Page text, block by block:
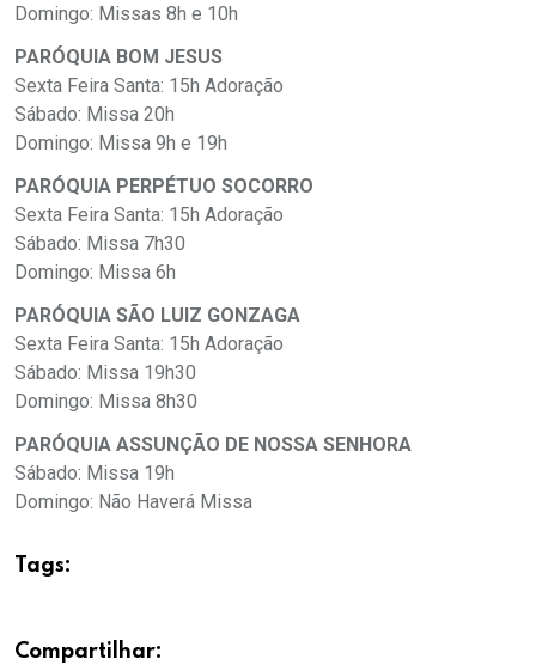
Domingo: Missas 8h e 10h
PARÓQUIA BOM JESUS
Sexta Feira Santa: 15h Adoração
Sábado: Missa 20h
Domingo: Missa 9h e 19h
PARÓQUIA PERPÉTUO SOCORRO
Sexta Feira Santa: 15h Adoração
Sábado: Missa 7h30
Domingo: Missa 6h
PARÓQUIA SÃO LUIZ GONZAGA
Sexta Feira Santa: 15h Adoração
Sábado: Missa 19h30
Domingo: Missa 8h30
PARÓQUIA ASSUNÇÃO DE NOSSA SENHORA
Sábado: Missa 19h
Domingo: Não Haverá Missa
Tags:
Compartilhar: